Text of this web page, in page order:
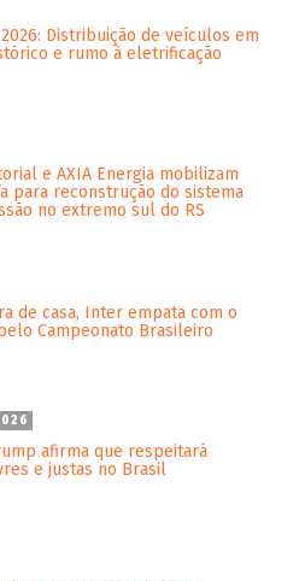
Distribuição de veículos em
e rumo à eletrificação
e AXIA Energia mobilizam
para reconstrução do sistema
no extremo sul do RS
de casa, Inter empata com o
Campeonato Brasileiro
afirma que respeitará
e justas no Brasil